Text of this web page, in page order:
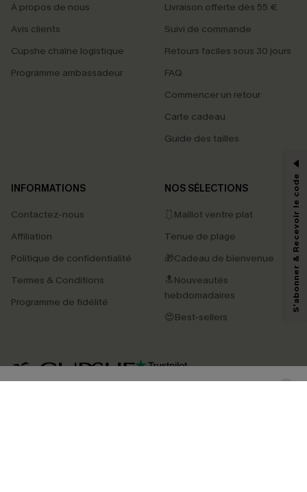
À propos de nous
Avis clients
Cupshe chaîne logistique
Programme ambassadeur
Livraison offerte dès 55 €
Suivi de commande
Retours faciles sous 30 jours
FAQ
Commencer un retour
Carte cadeau
Guide des tailles
INFORMATIONS
Contactez-nous
Affiliation
Politique de confidentialité
Termes & Conditions
Programme de fidélité
NOS SÉLECTIONS
🩱Maillot ventre plat
Tenue de plage
🎁Cadeau de bienvenue
🔝Nouveautés
hebdomadaires
😍Best-sellers
4.4
PROFITEZ DE -15%
marketing (y compris du contenu généré par l'IA) de Cupshe et
pouvons utiliser les données collectées sur notre site ainsi que des
savoir si ceux-ci ont été ouverts, de mesurer votre engagement, de
personnaliser nos contenus et nos offres, et de vous recommander des
produits susceptibles de vous intéresser, conformément à notre
Politique de
. Vous pouvez vous désabonner à tout moment.
S'abonner & Recevoir le code